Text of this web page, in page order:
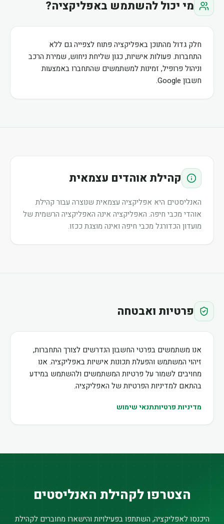
מי יכול להשתמש באפליקציה?
חלק גדול מהתוכן באפליקציה פתוח לצפייה גם ללא
התחברות. פעולות אישיות, כגון שליחת ניחוש, שמירת הרכב
וניהול פרופיל, זמינות למשתמשים שהתחברו באמצעות
חשבון Google.
קהילת אוהדים עצמאית
האנליסטים היא אפליקציה עצמאית שנוצרה עבור קהילת
אוהדי מכבי חיפה. האפליקציה אינה האפליקציה הרשמית של
מועדון הכדורגל מכבי חיפה ואינה מוצגת ככזו.
פרטיות ואבטחה
אנו משתמשים בפרטי החשבון הנדרשים לצורך התחברות,
זיהוי המשתמש והפעלת תכונות אישיות באפליקציה. אנו
מחויבים לשמור על פרטיות המשתמשים ולהשתמש במידע
בהתאם למדיניות הפרטיות של האפליקציה.
מדיניות פרטיותתנאי שימוש
הצטרפו לקהילת האנליסטים
היכנסו לאפליקציה, השתתפו בפעילויות והישארו מחוברים לקהילת